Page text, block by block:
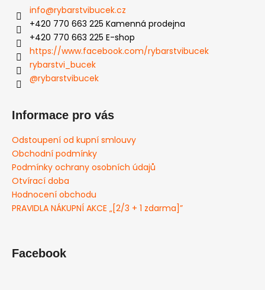
info@rybarstvibucek.cz
+420 770 663 225 Kamenná prodejna
+420 770 663 225 E-shop
https://www.facebook.com/rybarstvibucek
rybarstvi_bucek
@rybarstvibucek
Informace pro vás
Odstoupení od kupní smlouvy
Obchodní podmínky
Podmínky ochrany osobních údajů
Otvírací doba
Hodnocení obchodu
PRAVIDLA NÁKUPNÍ AKCE „[2/3 + 1 zdarma]”
Facebook